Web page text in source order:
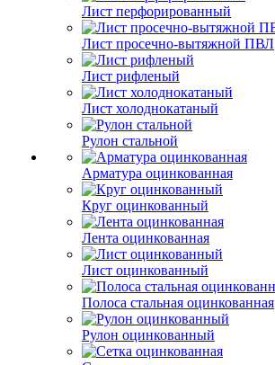
Лист перфорированный
Лист просечно-вытяжной ПВЛ
Лист рифленый
Лист холоднокатаный
Рулон стальной
Арматура оцинкованная
Круг оцинкованный
Лента оцинкованная
Лист оцинкованный
Полоса стальная оцинкованная
Рулон оцинкованный